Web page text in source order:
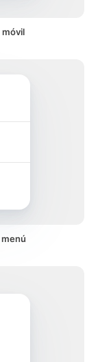
móvil